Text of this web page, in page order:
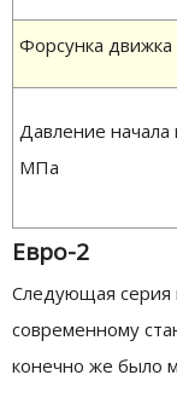
Форсунка движка
Давление начала
МПа
Евро-2
Следующая серия
современному
конечно же было